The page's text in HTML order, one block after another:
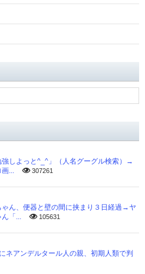
強しよっと^_^」（人名グーグル検索）→
...
307261
ゃん、便器と壁の間に挟まり３日経過→ヤ
「...
105631
ネアンデルタール人の親、初期人類で判